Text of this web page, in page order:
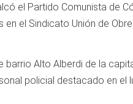
el Partido Comunista de
el Sindicato Unión de
Alto Alberdi de la
policial destacado en el